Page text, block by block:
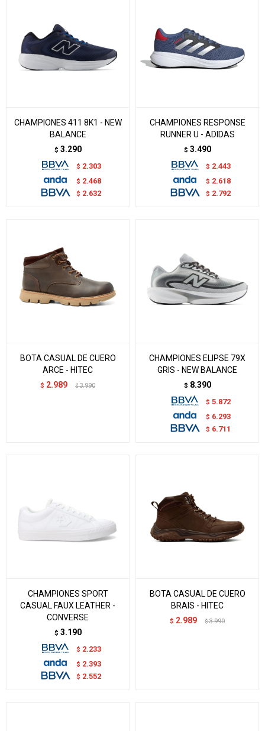
CHAMPIONES 411 8K1 - NEW
BALANCE
$ 3.290
$ 2.303
$ 2.468
$ 2.632
CHAMPIONES RESPONSE
RUNNER U - ADIDAS
$ 3.490
$ 2.443
$ 2.618
$ 2.792
BOTA CASUAL DE CUERO
ARCE - HITEC
$ 2.989 $ 3.990
CHAMPIONES ELIPSE 79X
GRIS - NEW BALANCE
$ 8.390
$ 5.872
$ 6.293
$ 6.711
CHAMPIONES SPORT
CASUAL FAUX LEATHER -
CONVERSE
$ 3.190
$ 2.233
$ 2.393
$ 2.552
BOTA CASUAL DE CUERO
BRAIS - HITEC
$ 2.989 $ 3.990